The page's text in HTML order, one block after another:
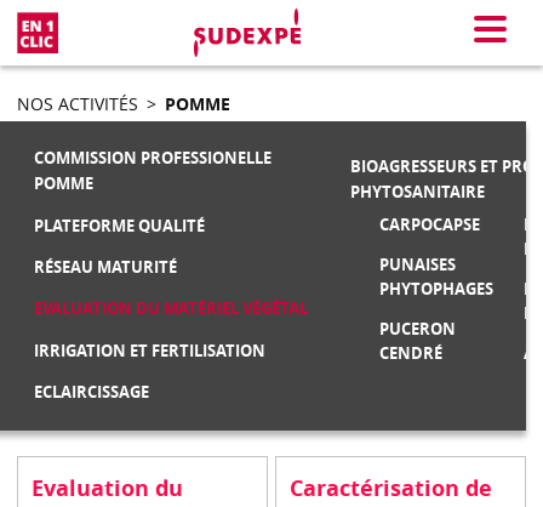
Menu
NOS ACTIVITÉS > POMME
COMMISSION PROFESSIONELLE
POMME
PLATEFORME QUALITÉ
RÉSEAU MATURITÉ
EVALUATION DU MATÉRIEL VÉGÉTAL
IRRIGATION ET FERTILISATION
ECLAIRCISSAGE
BIOAGRESSEURS ET
PHYTOSANITAIRE
CARPOCAPSE
PUNAISES
PHYTOPHAGES
PUCERON
CENDRÉ
Evaluation du
Caractérisation de